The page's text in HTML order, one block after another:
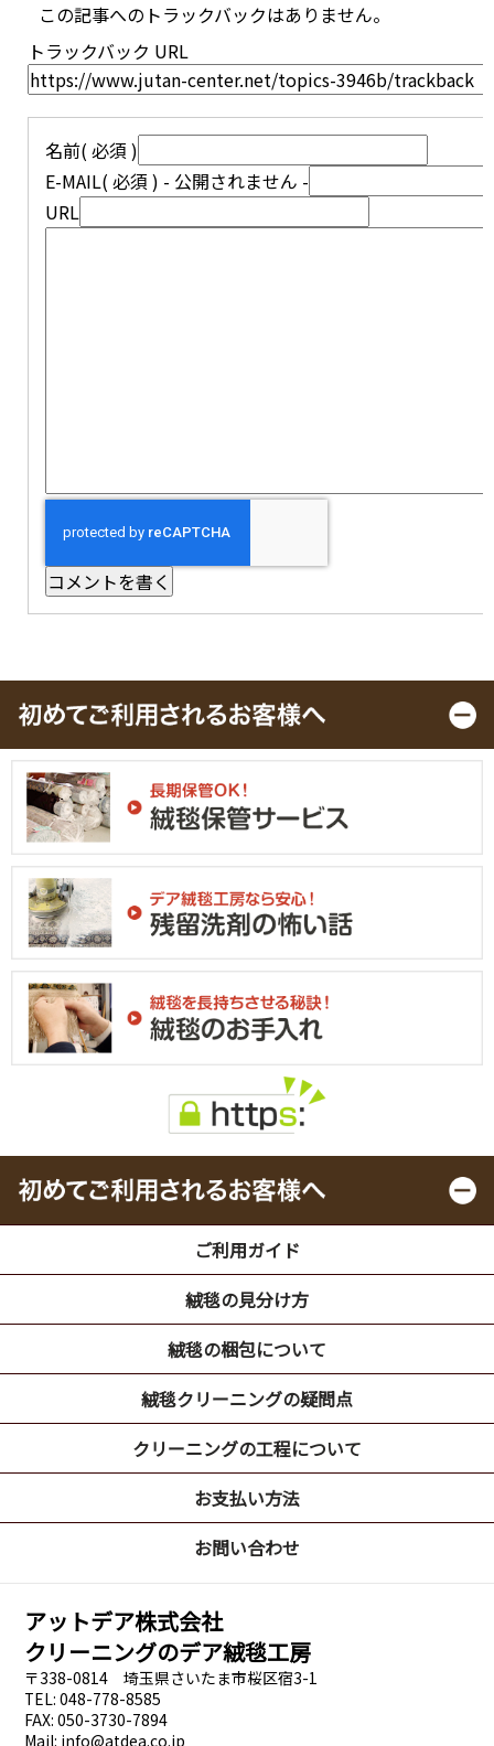
この記事へのトラックバックはありません。
トラックバック URL
名前( 必須 )
E-MAIL( 必須 ) - 公開されません -
URL
ご利用ガイド
絨毯の見分け方
絨毯の梱包について
絨毯クリーニングの疑問点
クリーニングの工程について
お支払い方法
お問い合わせ
アットデア株式会社
クリーニングのデア絨毯工房
〒338-0814 埼玉県さいたま市桜区宿3-1
TEL: 048-778-8585
FAX: 050-3730-7894
Mail: info@atdea.co.jp